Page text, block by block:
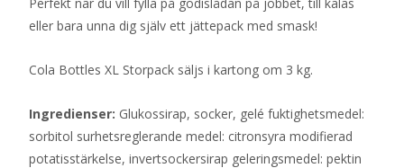
eller bara unna dig själv ett jättepack med smask!
Cola Bottles XL Storpack säljs i kartong om 3 kg.
Ingredienser: Glukossirap, socker, gelé fuktighetsmedel:
sorbitol surhetsreglerande medel: citronsyra modifierad
potatisstärkelse, invertsockersirap geleringsmedel: pektin